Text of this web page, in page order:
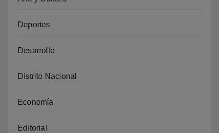
Deportes
Desarrollo
Distrito Nacional
Economía
Editorial